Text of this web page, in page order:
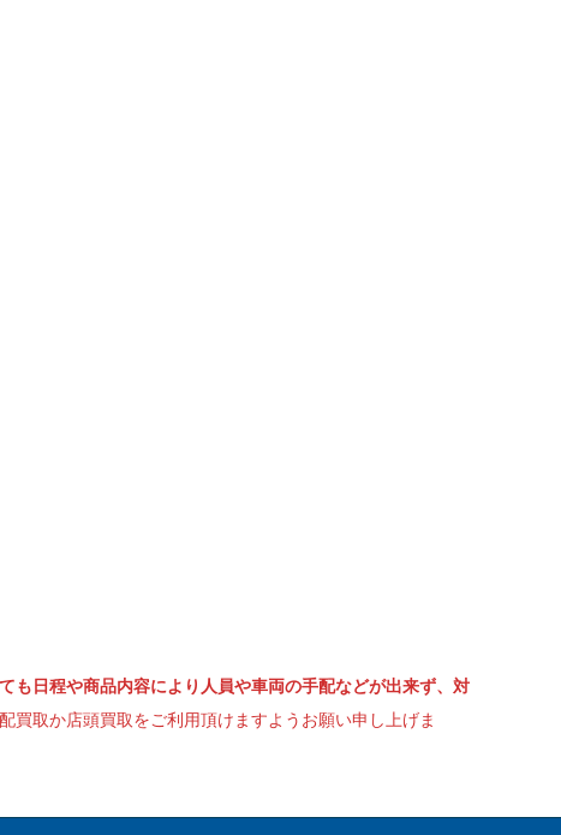
も日程や商品内容により人員や車両の手配などが出来ず、対
買取か店頭買取をご利用頂けますようお願い申し上げま